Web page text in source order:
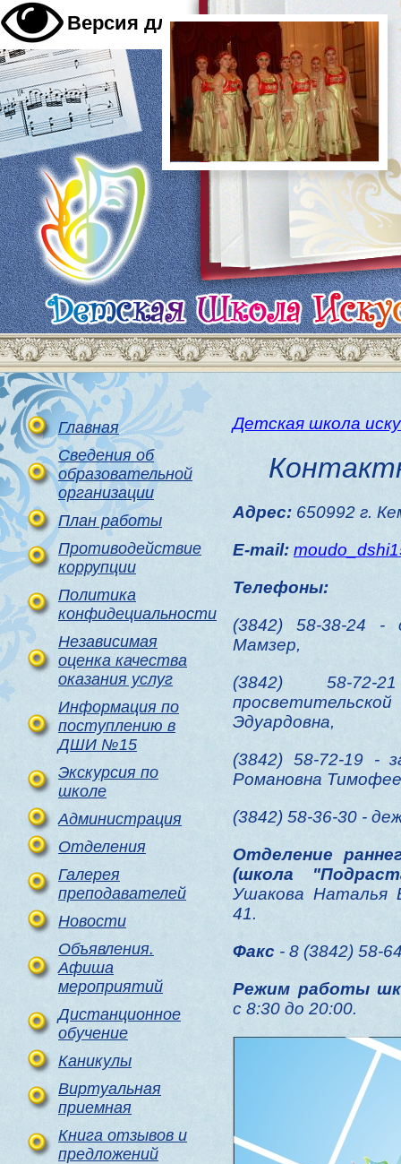
Версия для слабовидящих A A A
Главная
Сведения об
образовательной
организации
План работы
Противодействие
коррупции
Политика
конфидециальности
Независимая
оценка качества
оказания услуг
Информация по
поступлению в
ДШИ №15
Экскурсия по
школе
Администрация
Отделения
Галерея
преподавателей
Новости
Объявления.
Афиша
мероприятий
Дистанционное
обучение
Каникулы
Виртуальная
приемная
Книга отзывов и
предложений
Детская школа
Адрес: 650992 г.
E-mail:
Телефоны:
(3842) 58-38-24 -
Мамзер,
(3842) 58-
Эдуардовна,
(3842) 58-72-19 -
Романовна
(3842) 58-36-30 -
Отделение
(школа
Ушакова Наталья
41.
Факс - 8 (3842) 58-
Режим работы
с 8:30 до 20:00.